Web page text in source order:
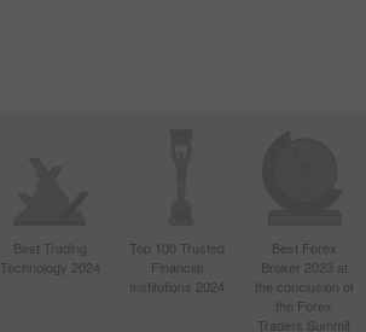
Best Trading
Technology 2024
Top 100 Trusted
Financial
Institutions 2024
Best Forex
Broker 2023 at
the conclusion of
the Forex
Traders Summit